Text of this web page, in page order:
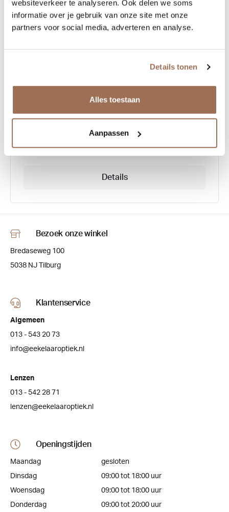
websiteverkeer te analyseren. Ook delen we soms
informatie over je gebruik van onze site met onze
partners voor social media, adverteren en analyse.
Details tonen
Alles toestaan
Aanpassen
€ 258,00
Details
Bezoek onze winkel
Bredaseweg 100
5038 NJ Tilburg
Klantenservice
Algemeen
013 - 543 20 73
info@eekelaaroptiek.nl
Lenzen
013 - 542 28 71
lenzen@eekelaaroptiek.nl
Openingstijden
Maandag
gesloten
Dinsdag
09:00 tot 18:00 uur
Woensdag
09:00 tot 18:00 uur
Donderdag
09:00 tot 20:00 uur